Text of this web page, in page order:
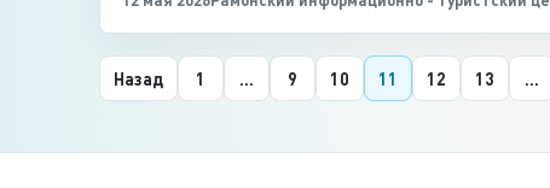
Назад 1 ... 9 10 11 12 13 ...